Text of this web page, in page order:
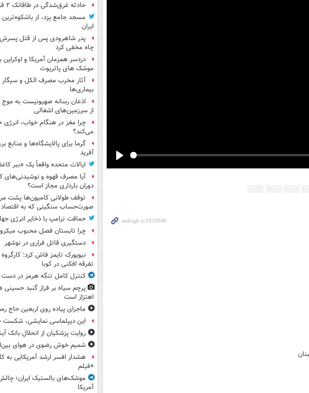
حادثه غرق‌شدگی در طاقانک ۲ قربانی گرفت
مسجد جامع یزد، از
ایران
پدر شاهرودی پس از قتل
چاه مخفی کرد
دردسر همزمان آمریکا و
موشک های پاتریوت
آثار مخرب مصرف الکل و سیگار
بیماری‌ها
اذعان رسانه صهیونیست به موج
از سرزمین‌های اشغالی
چرا مغز در هنگام خواب، انرژی
می‌کند؟
گرما برای پالایشگاه‌ها و منابع
آفرید
ایالات متحده واقعاً یک «ببر
آیا مصرف قهوه و نوشیدنی‌های
دوران بارداری مجاز است؟
توقف طولانی کامیون‌ها پشت
صورت‌حساب سنگینی که به
حماقت ترامپ با ذخایر انرژی
چرا تابستان فصل محبوب
دستگیری قاتل فراری در نوشهر
نیویورک تایمز فاش کرد:
تفرقه افکنی در کوبا
کنترل کامل تنگه هرمز در دست
پرچم سیاه بر فراز گنبد حسینی
اهتزاز است
ماجرای پیاده روی اربعین حاج
این دیپلماسی نمایشی، شکست
روایت پزشکیان از انحلال بانک
شمیم خوش رضوی در هوای
هشدار افسر ارشد آمریکایی به
+فیلم
موشک‌های بالستیک ایران؛
آمریکا